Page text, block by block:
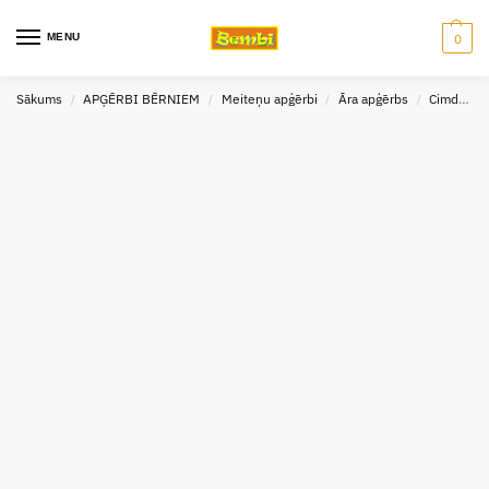
MENU 0
Sākums / APĢĒRBI BĒRNIEM / Meiteņu apģērbi / Āra apģērbs / Cimdi meitenēm